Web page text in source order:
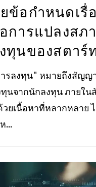
ข้อกำหนดเรื่
การแปลงส
ทุนของสตาร์
รลงทุน" หมายถึงสัญญ
ทุนจากนักลงทุน ภายใ
ยเนื้อหาที่หลากหลาย
...